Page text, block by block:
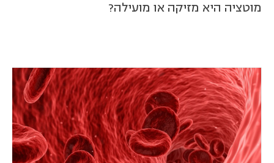
מוטציה היא מזיקה או מועילה?